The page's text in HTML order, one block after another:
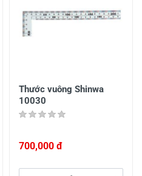
Thước vuông Shinwa
10030
700,000 đ